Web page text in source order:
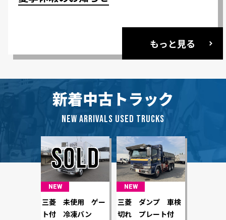
もっと見る
新着中古トラック
NEW ARRIVALS USED TRUCKS
NEW
三菱 未使用 ゲー
ト付 冷凍バン
NEW
三菱 ダンプ 車検
切れ プレート付